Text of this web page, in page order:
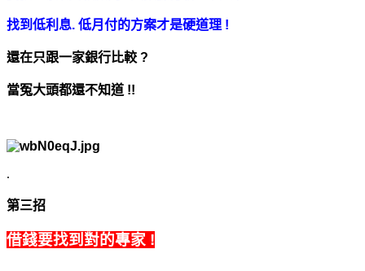
找到低利息. 低月付的方案才是硬道理 !
還在只跟一家銀行比較 ?
當冤大頭都還不知道 !!
.
第三招
借錢要找到對的專家 !